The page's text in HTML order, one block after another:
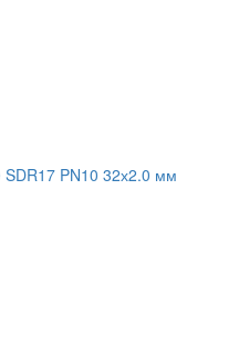
SDR17 PN10 32х2.0 мм